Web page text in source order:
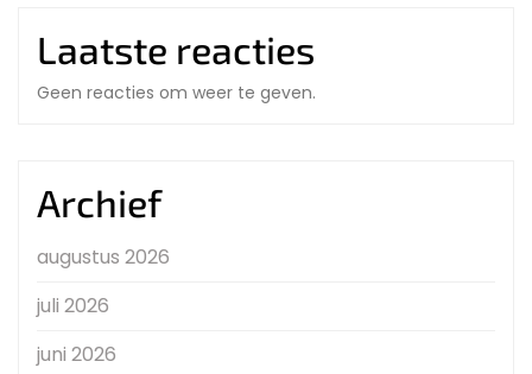
Laatste reacties
Geen reacties om weer te geven.
Archief
augustus 2026
juli 2026
juni 2026